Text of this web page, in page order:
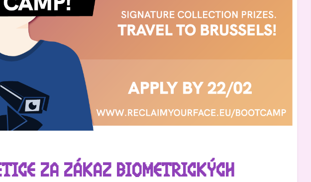
ZA ZÁKAZ BIOMETRICKÝCH